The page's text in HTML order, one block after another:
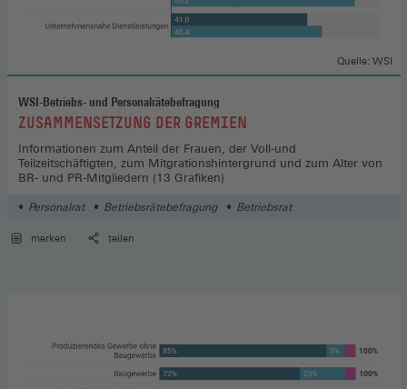
WSI-Betriebs- und Personalrätebefragung
:ZUSAMMENSETZUNG DER GREMIEN
Informationen zum Anteil der Frauen, der Voll-und
Teilzeitschäftigten, zum Mitgrationshintergrund und zum Alter von
BR- und PR-Mitgliedern (13 Grafiken)
Quelle: WSI
Personalrat Betriebsrätebefragung Betriebsrat
merken teilen